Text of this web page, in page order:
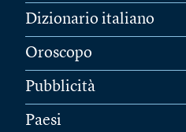
Dizionario italiano
Oroscopo
Pubblicità
Paesi